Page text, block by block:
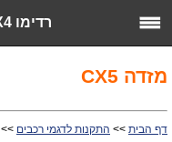
רדימו RADIMO4X4 • (רדיאטור ...
מזדה CX5
דף הבית >> התקנות לדגמי רכבים >>